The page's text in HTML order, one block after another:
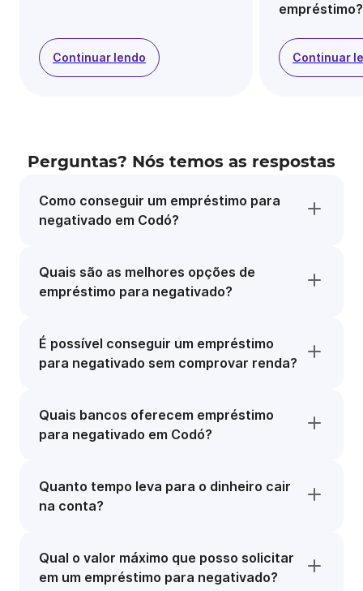
Continuar lendo
empréstimo?
Continuar
Perguntas? Nós temos as respostas
Como conseguir um empréstimo para
negativado em Codó?
Quais são as melhores opções de
empréstimo para negativado?
É possível conseguir um empréstimo
para negativado sem comprovar renda?
Quais bancos oferecem empréstimo
para negativado em Codó?
Quanto tempo leva para o dinheiro cair
na conta?
Qual o valor máximo que posso solicitar
em um empréstimo para negativado?